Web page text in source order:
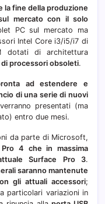
aprile
la fine della produzione
mercato con il solo
PC sul mercato ma
Intel Core i3/i5/i7 di
dotati di architettura
processori obsoleti.
ad estendere e
di una serie di nuovi
presentati (ma
entro due mesi.
da parte di Microsoft,
4 che in massima
Surface Pro 3.
saranno mantenute
gli attuali accessori;
particolari variazioni in